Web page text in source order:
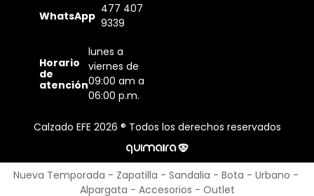
WhatsApp
477 407
9339
Horario
de
atención
lunes a
viernes de
09:00 am a
06:00 p.m.
Calzado EFE 2026 ® Todos los derechos reservados
Nueva Temporada - Zapatilla - Sandalia - Bota - Urbano -
Alpargata - Accesorios - Outlet